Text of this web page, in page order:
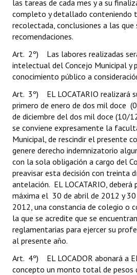
las tareas de cada mes y a su
completo y detallado conteniendo
recolectada, conclusiones a las que
recomendaciones.
Art. 2º) Las labores realizadas
intelectual del Concejo Municipal y
conocimiento público a
Art. 3º) EL LOCATARIO realizará
primero de enero de dos mil doce
de diciembre del dos mil doce (10/
se conviene expresamente la
Municipal, de rescindir el presente
genere derecho indemnizatorio
con la sola obligación a cargo del
preavisar esta decisión con treinta
antelación. EL LOCATARIO,
máxima el 30 de abril de 2012 y
2012, una constancia de colegio o
la que se acredite que se
reglamentarias para ejercer su
al presente año.
Art. 4º) EL LOCADOR abonará a
concepto un monto total de pesos